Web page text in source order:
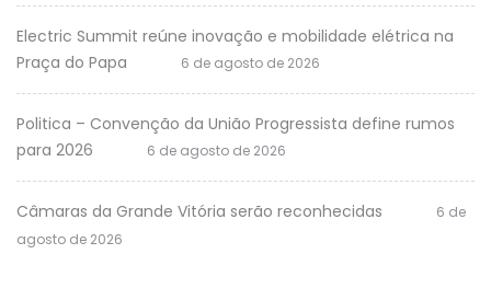
Electric Summit reúne inovação e mobilidade elétrica na
Praça do Papa
6 de agosto de 2026
Politica – Convenção da União Progressista define rumos
para 2026
6 de agosto de 2026
Câmaras da Grande Vitória serão reconhecidas
6 de
agosto de 2026